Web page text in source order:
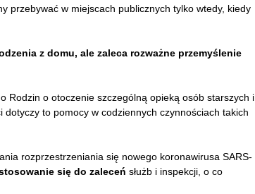
przebywać w miejscach publicznych tylko wtedy, kiedy
z domu, ale zaleca rozważne przemyślenie
Rodzin o otoczenie szczególną opieką osób starszych i
to pomocy w codziennych czynnościach takich
rozprzestrzeniania się nowego koronawirusa SARS-
się do zaleceń służb i inspekcji, o co